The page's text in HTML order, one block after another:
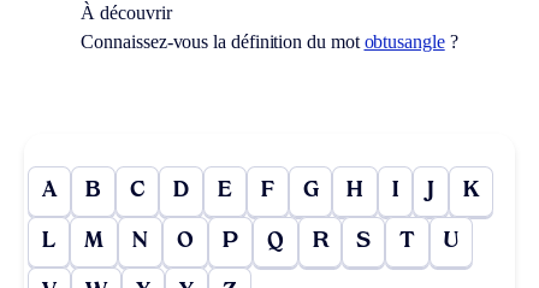
À découvrir
Connaissez-vous la définition du mot obtusangle?
A B C D E F G H I J K
L M N O P Q R S T U